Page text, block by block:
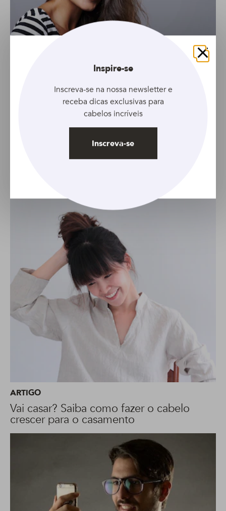
Conheça 6 cortes perfeitos para cabelos
ARTIGO
Vai casar? Saiba como fazer o cabelo
crescer para o casamento
Fechar
Inspire-se
Inscreva-se na nossa newsletter e
receba dicas exclusivas para
cabelos incríveis
Inscreva-se